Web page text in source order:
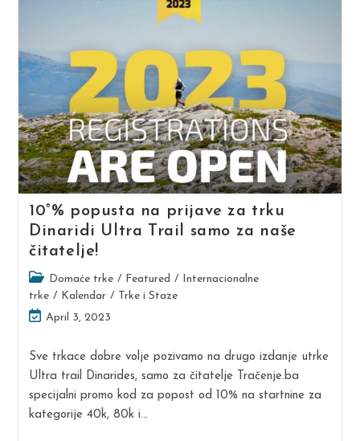
10°% popusta na prijave za trku
Dinaridi Ultra Trail samo za naše
čitatelje!
Post
category:
Domaće trke / Featured / Internacionalne
trke / Kalendar / Trke i Staze
Post
modified:
April 3, 2023
Sve trkace dobre volje pozivamo na drugo izdanje utrke
Ultra trail Dinarides, samo za čitatelje Tračenje.ba
specijalni promo kod za popost od 10% na startnine za
kategorije 40k, 80k i…